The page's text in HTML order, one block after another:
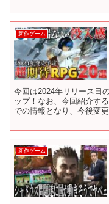
新作ゲーム
今回は2024年リリース日
ップ！なお、今回紹介す
での情報となり、今後変
新作ゲーム